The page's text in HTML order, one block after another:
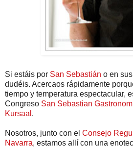
Si estáis por San Sebastián o en
dudéis. Acercaos rápidamente
tiempo y temperatura espectacular,
Congreso San Sebastian
Kursaal .
Nosotros, junto con el Consejo
Navarra, estamos allí con una